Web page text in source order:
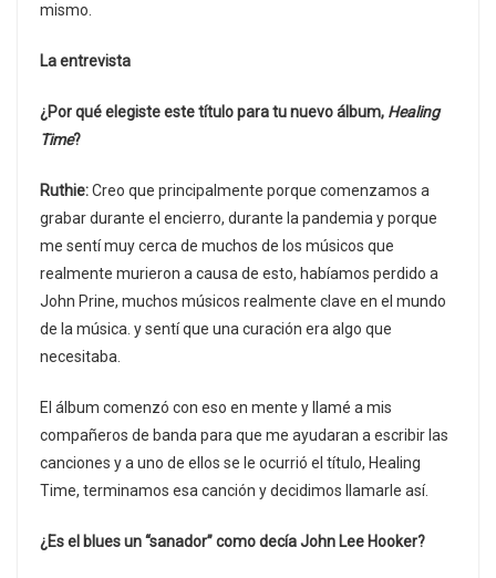
mismo.
La entrevista
¿Por qué elegiste este título para tu nuevo álbum, Healing
Time?
Ruthie:Creo que principalmente porque comenzamos a
grabar durante el encierro, durante la pandemia y porque
me sentí muy cerca de muchos de los músicos que
realmente murieron a causa de esto, habíamos perdido a
John Prine, muchos músicos realmente clave en el mundo
de la música. y sentí que una curación era algo que
necesitaba.
El álbum comenzó con eso en mente y llamé a mis
compañeros de banda para que me ayudaran a escribir las
canciones y a uno de ellos se le ocurrió el título, Healing
Time, terminamos esa canción y decidimos llamarle así.
¿Es el blues un “sanador” como decía John Lee Hooker?